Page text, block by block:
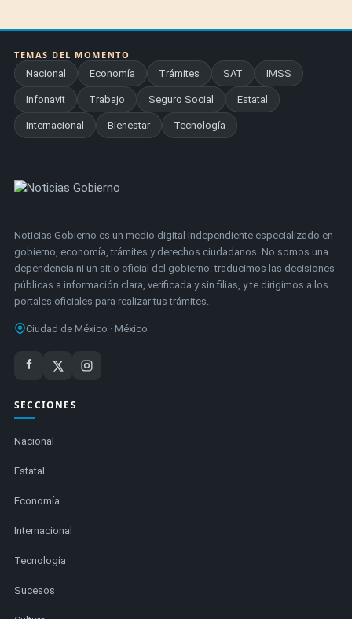
TEMAS DEL MOMENTO
Nacional
Economía Trámites SAT IMSS
Infonavit Trabajo Seguro Social Estatal
Internacional Bienestar Tecnología
Noticias Gobierno es un medio digital independiente especializado en
gobierno, economía, trámites y derechos ciudadanos. No somos una
dependencia ni un sitio oficial del gobierno: traducimos las decisiones
públicas a información clara, verificada y sin filias, y te dirigimos a los
portales oficiales para realizar tus trámites.
Ciudad de México · México
SECCIONES
Nacional
Estatal
Economía
Internacional
Tecnología
Sucesos